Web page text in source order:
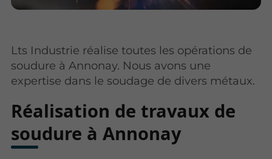
Lts Industrie réalise toutes les opérations de
soudure à Annonay. Nous avons une
expertise dans le soudage de divers métaux.
Réalisation de travaux de
soudure à Annonay